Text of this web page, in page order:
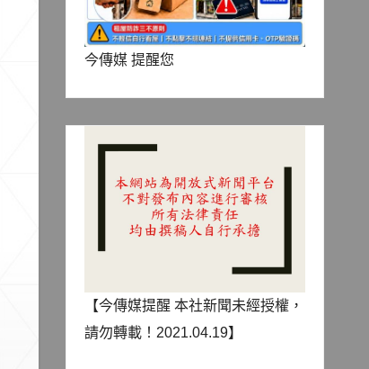
今傳媒 提醒您
【今傳媒提醒 本社新聞未經授權，
請勿轉載！2021.04.19】